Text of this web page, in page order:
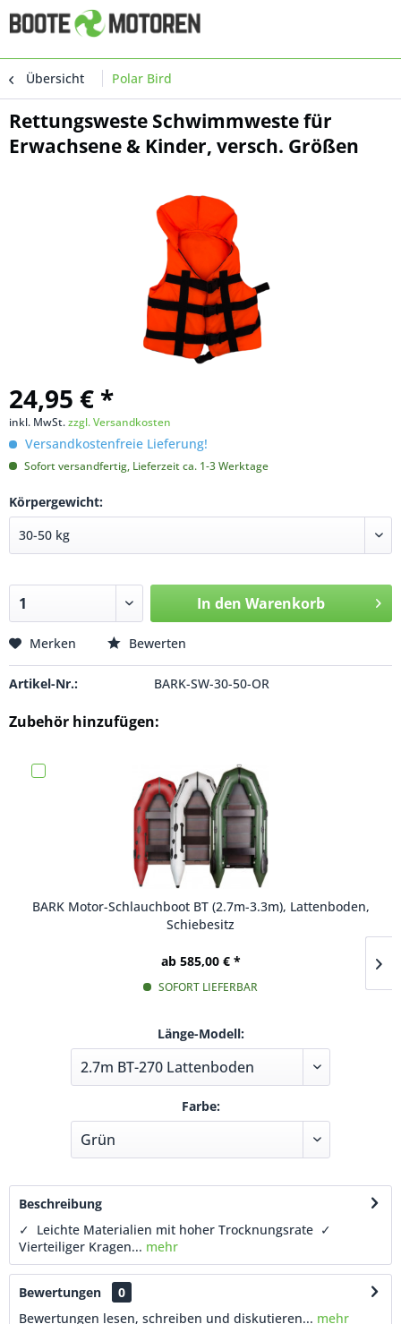
Übersicht Polar Bird
Rettungsweste Schwimmweste für
Erwachsene & Kinder, versch. Größen
24,95 € *
inkl. MwSt.zzgl. Versandkosten
Versandkostenfreie Lieferung!
Sofort versandfertig, Lieferzeit ca. 1-3 Werktage
Körpergewicht:
In den Warenkorb
Merken Bewerten
Artikel-Nr.: BARK-SW-30-50-OR
Zubehör hinzufügen:
BARK Motor-Schlauchboot BT (2.7m-3.3m), Lattenboden,
Schiebesitz
ab 585,00 € *
SOFORT LIEFERBAR
Länge-Modell:
Farbe:
Beschreibung
✓ Leichte Materialien mit hoher Trocknungsrate ✓
Vierteiliger Kragen... mehr
Bewertungen
0
Bewertungen lesen, schreiben und diskutieren... mehr